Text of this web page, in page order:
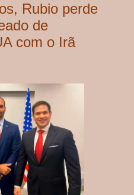
Rubio perde
de
com o Irã